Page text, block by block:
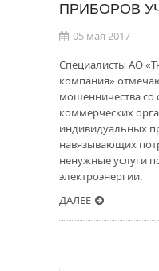
ПРИБОРОВ
05 мая 2017
Специалисты АО
компания»
мошенничества
коммерческих
индивидуальных
навязывающих
ненужные услуги
электроэнергии.
ДАЛЕЕ